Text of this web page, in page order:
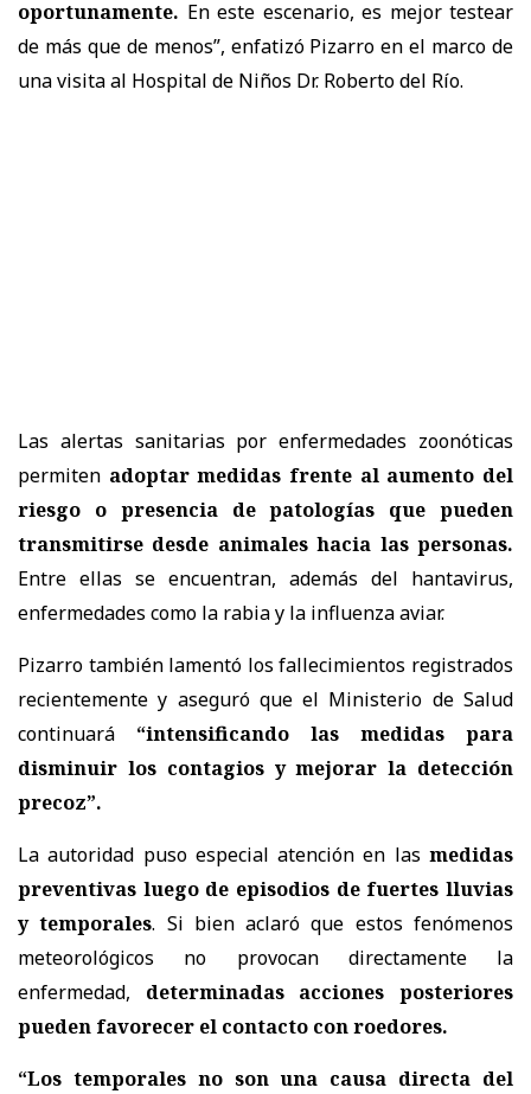
oportunamente. En este escenario, es mejor testear
de más que de menos”, enfatizó Pizarro en el marco de
una visita al Hospital de Niños Dr. Roberto del Río.
Las alertas sanitarias por enfermedades zoonóticas
permiten adoptar medidas frente al aumento del
riesgo o presencia de patologías que pueden
transmitirse desde animales hacia las personas.
Entre ellas se encuentran, además del hantavirus,
enfermedades como la rabia y la influenza aviar.
Pizarro también lamentó los fallecimientos registrados
recientemente y aseguró que el Ministerio de Salud
continuará “intensificando las medidas para
disminuir los contagios y mejorar la detección
precoz”.
La autoridad puso especial atención en las medidas
preventivas luego de episodios de fuertes lluvias
y temporales. Si bien aclaró que estos fenómenos
meteorológicos no provocan directamente la
enfermedad, determinadas acciones posteriores
pueden favorecer el contacto con roedores.
“Los temporales no son una causa directa del